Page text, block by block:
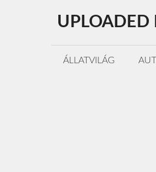
tartalomba
UPLOADED
ÁLLATVILÁG